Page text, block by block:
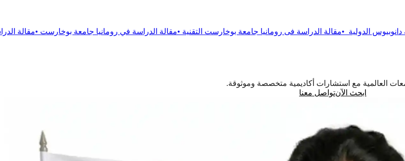
•مقالة الدراسة فى رومانيا جامعة بوخارست التقنية •مقالة الدراسة في رومانيا جامعة بوخارست • مقالة الدراسة فى رومانيا
العالمية مع استشارات أكاديمية متخصصة وموثوقة.
ابحث الآنتواصل معنا